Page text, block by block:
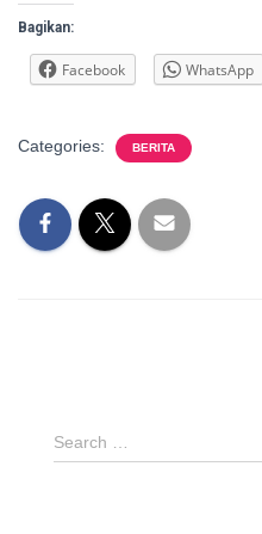
Bagikan:
Facebook WhatsApp
Categories: BERITA
S
e
Search …